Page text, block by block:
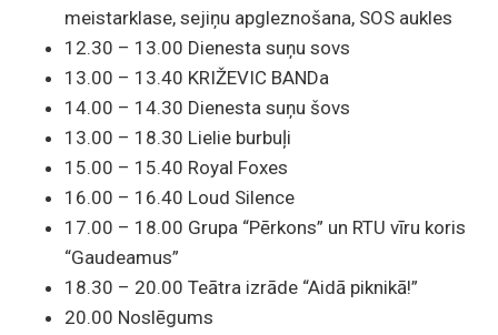
meistarklase, sejiņu apgleznošana, SOS aukles
12.30 – 13.00 Dienesta suņu sovs
13.00 – 13.40 KRIŽEVIC BANDa
14.00 – 14.30 Dienesta suņu šovs
13.00 – 18.30 Lielie burbuļi
15.00 – 15.40 Royal Foxes
16.00 – 16.40 Loud Silence
17.00 – 18.00 Grupa “Pērkons” un RTU vīru koris
“Gaudeamus”
18.30 – 20.00 Teātra izrāde “Aidā piknikā!”
20.00 Noslēgums